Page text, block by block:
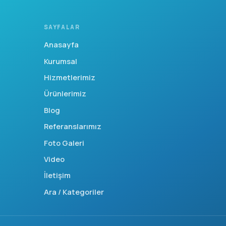
SAYFALAR
Anasayfa
Kurumsal
Hizmetlerimiz
Ürünlerimiz
Blog
Referanslarımız
Foto Galeri
Video
İletişim
Ara / Kategoriler